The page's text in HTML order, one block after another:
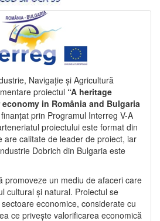
Navigație și Agricultură
proiectul “A heritage
in România and Bulgaria
prin Programul Interreg V-A
proiectului este format din
are calitate de leader de proiect, iar
Dobrich din Bulgaria este
promoveze un mediu de afaceri care
cultural și natural. Proiectul se
economice, considerate cu
ce privește valorificarea economică